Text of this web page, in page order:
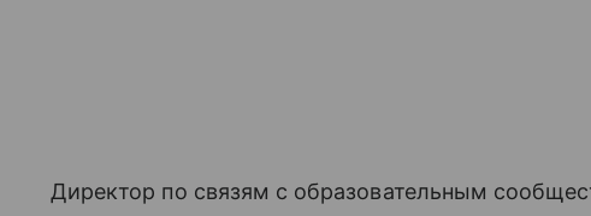
Директор по связям с образовательным